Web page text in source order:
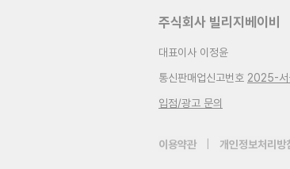
주식회사 빌리지베이비
대표이사 이정윤
통신판매업신고번호 2025-서
입점/광고 문의
이용약관 개인정보처리방